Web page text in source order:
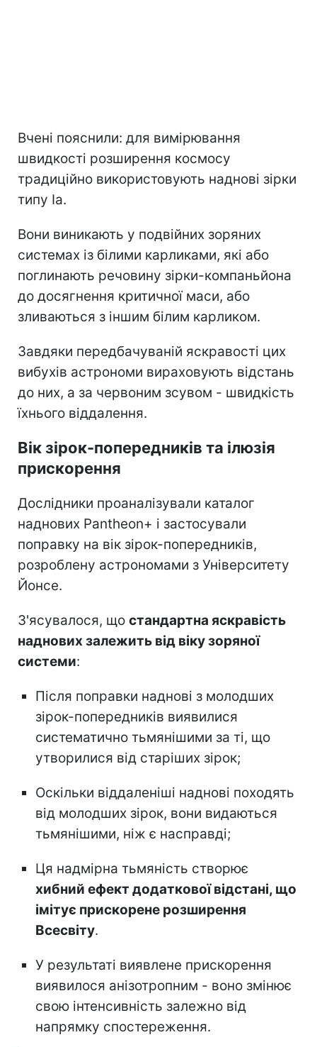
Вчені пояснили: для вимірювання
швидкості розширення космосу
традиційно використовують наднові зірки
типу Ia.
Вони виникають у подвійних зоряних
системах із білими карликами, які або
поглинають речовину зірки-компаньйона
до досягнення критичної маси, або
зливаються з іншим білим карликом.
Завдяки передбачуваній яскравості цих
вибухів астрономи вираховують відстань
до них, а за червоним зсувом - швидкість
їхнього віддалення.
Вік зірок-попередників та ілюзія
прискорення
Дослідники проаналізували каталог
наднових Pantheon+ і застосували
поправку на вік зірок-попередників,
розроблену астрономами з Університету
Йонсе.
З'ясувалося, що стандартна яскравість
наднових залежить від віку зоряної
системи:
Після поправки наднові з молодших
зірок-попередників виявилися
систематично тьмянішими за ті, що
утворилися від старіших зірок;
Оскільки віддаленіші наднові походять
від молодших зірок, вони видаються
тьмянішими, ніж є насправді;
Ця надмірна тьмяність створює
хибний ефект додаткової відстані, що
імітує прискорене розширення
Всесвіту.
У результаті виявлене прискорення
виявилося анізотропним - воно змінює
свою інтенсивність залежно від
напрямку спостереження.